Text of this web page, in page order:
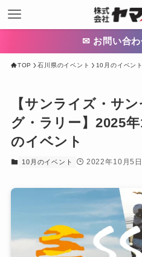
✉ お問い合
TOP 石川県のイベント 10月のイベント
【サンライズ・サ
グ・ラリー】2025
のイベント
10月のイベント 2022年10月5日